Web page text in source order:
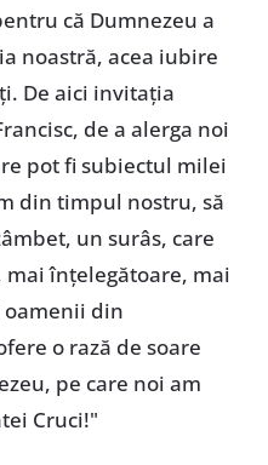
că Dumnezeu a
noastră, acea iubire
De aici invitația
de a alerga noi
pot fi subiectul milei
din timpul nostru, să
un surâs, care
mai înțelegătoare, mai
oamenii din
o rază de soare
pe care noi am
Cruci!"